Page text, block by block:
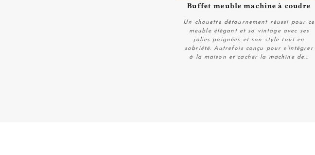
Plus de détails
Buffet meuble machine à coudre
Un chouette détournement réussi pour ce
meuble élégant et so vintage avec ses
jolies poignées et son style tout en
sobriété. Autrefois conçu pour s’intégrer
à la maison et cacher la machine de...